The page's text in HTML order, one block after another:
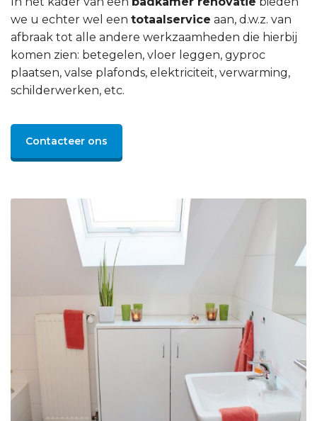
we u echter wel een totaalservice aan, d.w.z. van
afbraak tot alle andere werkzaamheden die hierbij
komen zien: betegelen, vloer leggen, gyproc
plaatsen, valse plafonds, elektriciteit, verwarming,
schilderwerken, etc.
Contacteer ons